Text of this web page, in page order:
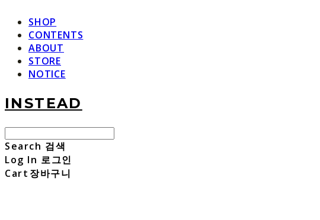
SHOP
CONTENTS
ABOUT
STORE
NOTICE
INSTEAD
Search 검색
Log In 로그인
Cart 장바구니